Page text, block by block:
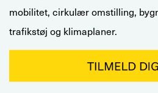
mobilitet, cirkulær omstilling,
trafikstøj og klimaplaner.